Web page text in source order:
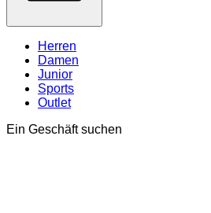
Herren
Damen
Junior
Sports
Outlet
Ein Geschäft suchen